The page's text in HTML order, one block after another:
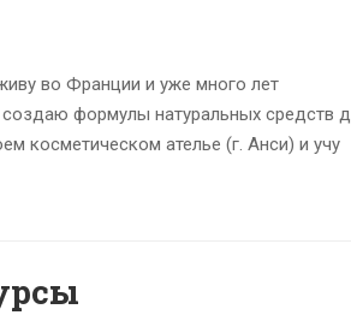
во Франции и уже много лет
формулы натуральных средств
косметическом ателье (г. Анси) и учу